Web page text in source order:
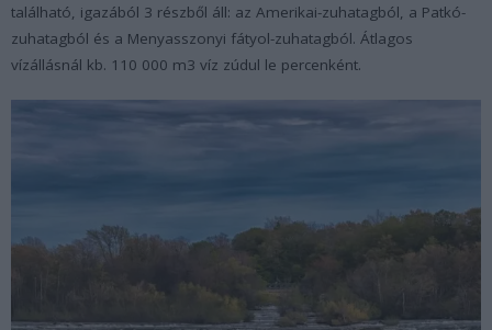
található, igazából 3 részből áll: az Amerikai-zuhatagból, a Patkó-
zuhatagból és a Menyasszonyi fátyol-zuhatagból. Átlagos
vízállásnál kb. 110 000 m3 víz zúdul le percenként.